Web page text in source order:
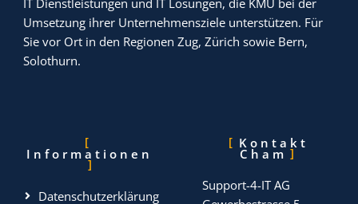
IT Dienstleistungen und IT Lösungen, die KMU bei der
Umsetzung ihrer Unternehmensziele unterstützen. Für
Sie vor Ort in den Regionen Zug, Zürich sowie Bern,
Solothurn.
Informationen
Datenschutzerklärung
Kontakt
Cham
Support-4-IT AG